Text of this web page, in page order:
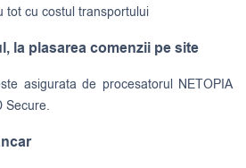
tot cu costul transportului
la plasarea comenzii pe site
asigurata de procesatorul NETOPIA
Secure.